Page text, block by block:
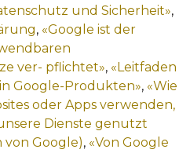
und Sicherheit»,
, «Google ist der
ver- pflichtet», «Leitfaden
Google-Produkten», «Wie
oder Apps verwenden,
Dienste genutzt
von Google), «Von Google